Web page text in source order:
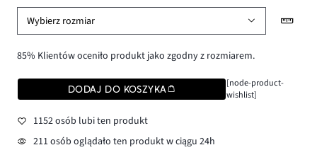
Wybierz rozmiar
85% Klientów oceniło produkt jako zgodny z rozmiarem.
DODAJ DO KOSZYKA
[node-product-
wishlist]
1152 osób lubi ten produkt
211 osób oglądało ten produkt w ciągu 24h